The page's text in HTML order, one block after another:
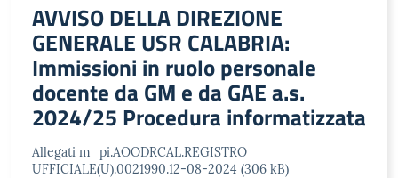
AVVISO DELLA DIREZIONE
GENERALE USR CALABRIA:
Immissioni in ruolo personale
docente da GM e da GAE a.s.
2024/25 Procedura informatizzata
Allegati m_pi.AOODRCAL.REGISTRO
UFFICIALE(U).0021990.12-08-2024 (306 kB)